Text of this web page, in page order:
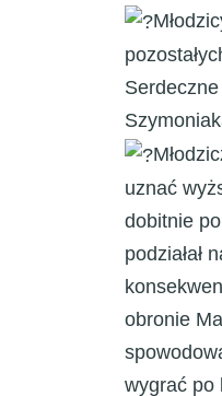
uznać
dobitnie
podziałał
obronie
wygrać po